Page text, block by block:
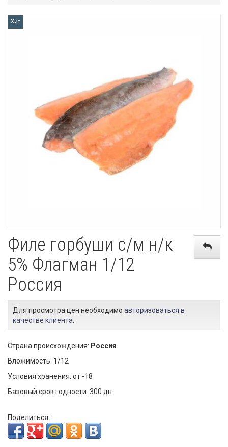
Хит
Филе горбуши с/м н/к
5% Флагман 1/12
Россия
Для просмотра цен необходимо авторизоваться в
качестве клиента
Страна происхождения: Россия
Вложимость: 1/12
Условия хранения: от -18
Базовый срок годности: 300 дн.
Поделиться: